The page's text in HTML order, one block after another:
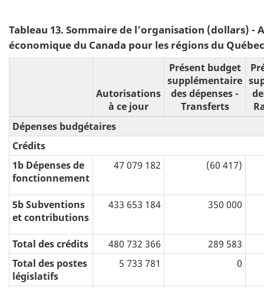
Tableau 13. Sommaire de l’organisation (dollars) -
économique du Canada pour les régions du Québec
Autorisations
à ce jour
Présent budget
supplémentaire
des dépenses -
Transferts
Dépenses budgétaires
Crédits
1b Dépenses de
fonctionnement
47 079 182 (60 417)
5b Subventions
et contributions
433 653 184 350 000
Total des crédits 480 732 366
289 583
Total des postes
législatifs
5 733 781 0